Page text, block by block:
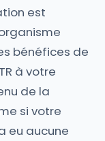
est
bénéfices de
à votre
de la
si votre
eu aucune